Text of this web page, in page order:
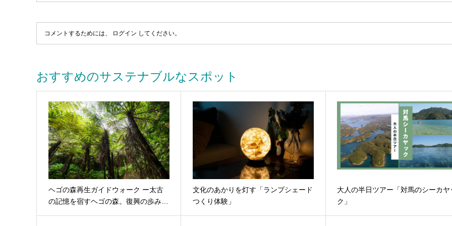
コメントするためには、 ログイン してください。
おすすめのサステナブルなスポット
ヘゴの森再生ガイドウォーク ー太古
の記憶を宿すヘゴの森。復興の歩み…
文化のあかりを灯す「ランプシェード
つくり体験」
大人の半日ツアー「対馬のシーカヤ
ク」